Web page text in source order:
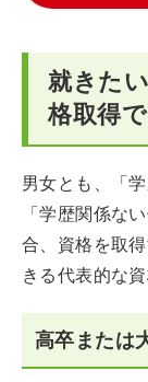
就きた
格取得
男女とも、「
「学歴関係な
合、資格を取
きる代表的な
高卒または